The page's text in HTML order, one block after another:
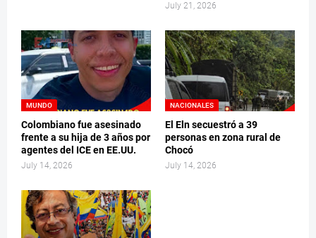
July 21, 2026
MUNDO
Colombiano fue asesinado
frente a su hija de 3 años por
agentes del ICE en EE.UU.
July 14, 2026
NACIONALES
El Eln secuestró a 39
personas en zona rural de
Chocó
July 14, 2026